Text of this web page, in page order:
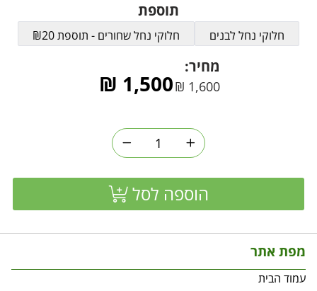
תוספת
חלוקי נחל לבנים חלוקי נחל שחורים - תוספת ₪20
מחיר:
1,600
₪
1,500
₪
הוספה לסל
מפת אתר
עמוד הבית